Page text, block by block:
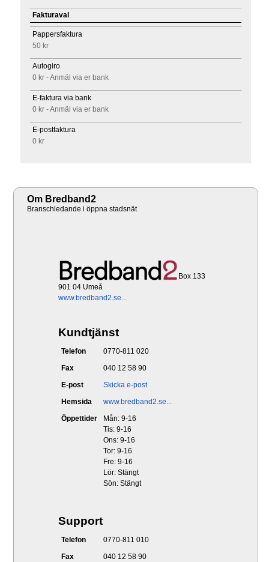
Fakturaval
Pappersfaktura
50 kr
Autogiro
0 kr - Anmäl via er bank
E-faktura via bank
0 kr - Anmäl via er bank
E-postfaktura
0 kr
Om Bredband2
Branschledande i öppna stadsnät
Box 133
901 04 Umeå
www.bredband2.se...
Kundtjänst
Telefon
0770-811 020
Fax
040 12 58 90
E-post
Skicka e-post
Hemsida
www.bredband2.se...
Öppettider
Mån: 9-16
Tis: 9-16
Ons: 9-16
Tor: 9-16
Fre: 9-16
Lör: Stängt
Sön: Stängt
Support
Telefon
0770-811 010
Fax
040 12 58 90